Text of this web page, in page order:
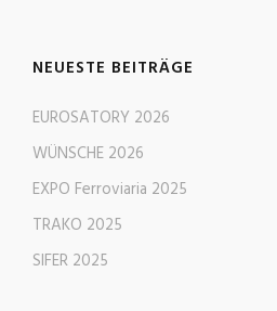
NEUESTE BEITRÄGE
EUROSATORY 2026
WÜNSCHE 2026
EXPO Ferroviaria 2025
TRAKO 2025
SIFER 2025